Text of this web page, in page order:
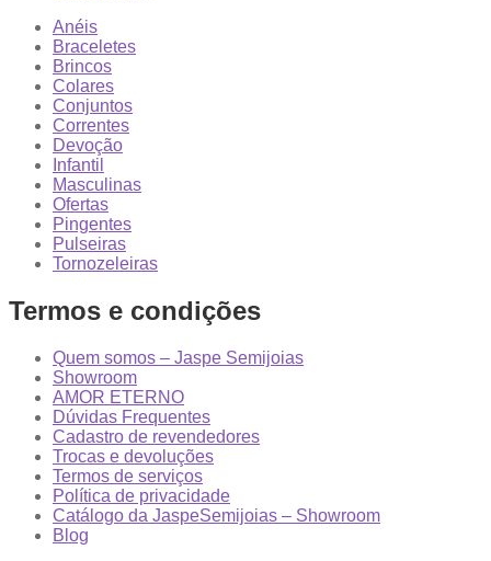
Anéis
Braceletes
Brincos
Colares
Conjuntos
Correntes
Devoção
Infantil
Masculinas
Ofertas
Pingentes
Pulseiras
Tornozeleiras
Termos e condições
Quem somos – Jaspe Semijoias
Showroom
AMOR ETERNO
Dúvidas Frequentes
Cadastro de revendedores
Trocas e devoluções
Termos de serviços
Política de privacidade
Catálogo da JaspeSemijoias – Showroom
Blog